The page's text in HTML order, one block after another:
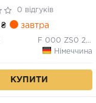
0 відгуків
₴ завтра
F 000 ZS0 222
Німеччина
КУПИТИ